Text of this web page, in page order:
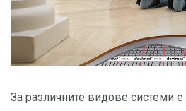
За различните видове системи